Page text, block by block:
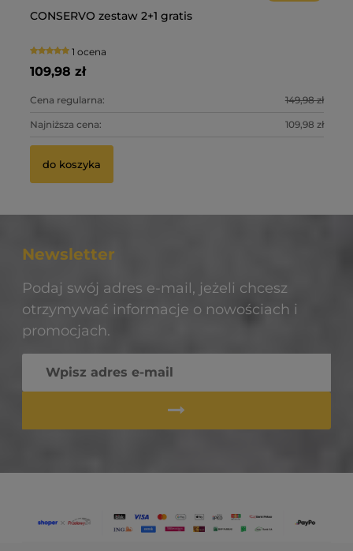
CONSERVO zestaw 2+1 gratis
1 ocena
109,98 zł
Cena regularna: 149,98 zł
Najniższa cena: 109,98 zł
do koszyka
Newsletter
Podaj swój adres e-mail, jeżeli chcesz
otrzymywać informacje o nowościach i
promocjach.